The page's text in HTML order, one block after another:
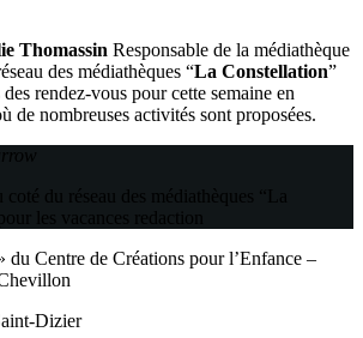
Thomassin Responsable de la médiathèque
des médiathèques “La Constellation”
rendez-vous pour cette semaine en
de nombreuses activités sont proposées.
du réseau des médiathèques “La
les vacances
redaction
Centre de Créations pour l’Enfance –
Dizier